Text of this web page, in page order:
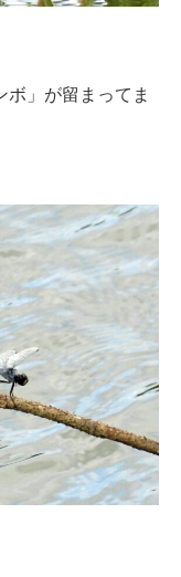
」が留まってま